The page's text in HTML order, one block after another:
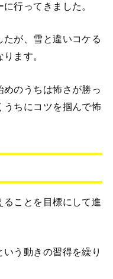
行ってきました。
が、雪と違いコケる
ます。
のうちは怖さが勝っ
ちにコツを掴んで怖
ることを目標にして進
う動きの習得を繰り